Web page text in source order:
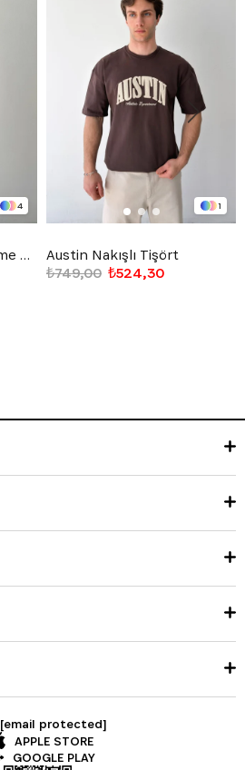
4
Los Angeles Nakışlı Örme Triko Tişört
1
Austin Nakışlı Tişört
₺524,30
₺749,00
[email protected]
APPLE STORE
GOOGLE PLAY